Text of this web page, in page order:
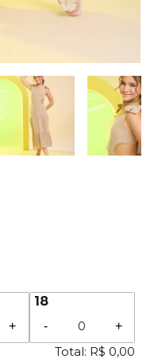
+
18
- +
Total: R$ 0,00